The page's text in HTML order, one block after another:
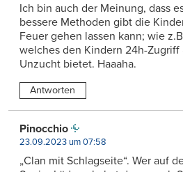
Ich bin auch der Meinung, dass
bessere Methoden gibt die
Feuer gehen lassen kann; wie
welches den Kindern 24h-
Unzucht bietet. Haaaha.
Antworten
Pinocchio
23.09.2023 um 07:58
„Clan mit Schlagseite“. Wer auf